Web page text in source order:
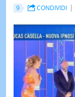
9 CONDIVIDI